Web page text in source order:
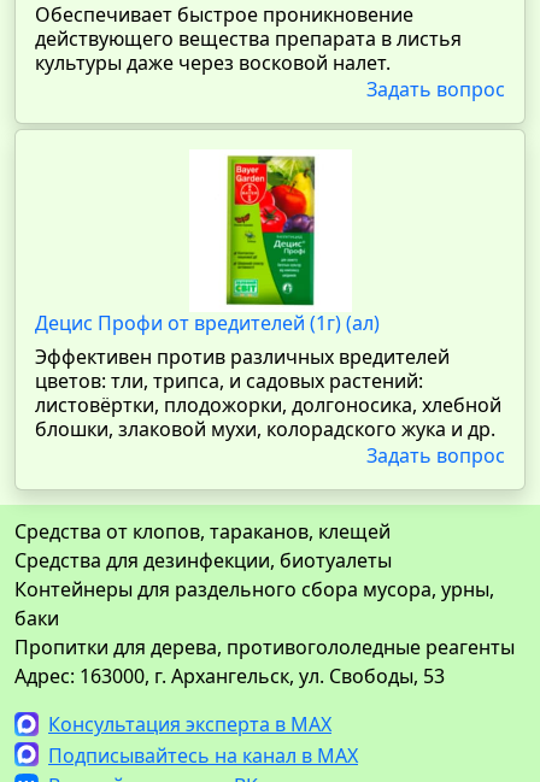
Обеспечивает быстрое проникновение
действующего вещества препарата в листья
культуры даже через восковой налет.
Задать вопрос
Децис Профи от вредителей (1г) (ал)
Эффективен против различных вредителей
цветов: тли, трипса, и садовых растений:
листовёртки, плодожорки, долгоносика, хлебной
блошки, злаковой мухи, колорадского жука и др.
Задать вопрос
Средства от клопов, тараканов, клещей
Средства для дезинфекции, биотуалеты
Контейнеры для раздельного сбора мусора, урны,
баки
Пропитки для дерева, противогололедные реагенты
Адрес: 163000, г. Архангельск, ул. Свободы, 53
Консультация эксперта в MAX
Подписывайтесь на канал в MAX